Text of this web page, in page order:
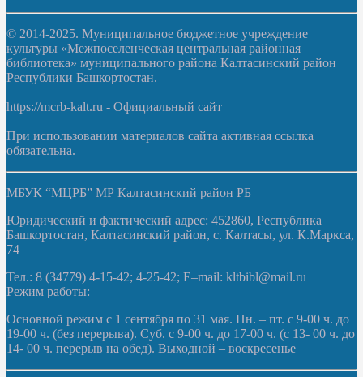
© 2014-2025. Муниципальное бюджетное учреждение
культуры «Межпоселенческая центральная районная
библиотека» муниципального района Калтасинский район
Республики Башкортостан.
https://mcrb-kalt.ru - Официальный сайт
При использовании материалов сайта активная ссылка
обязательна.
МБУК “МЦРБ” МР Калтасинский район РБ
Юридический и фактический адрес: 452860, Республика
Башкортостан, Калтасинский район, с. Калтасы, ул. К.Маркса,
74
Тел.: 8 (34779) 4-15-42; 4-25-42; E–mail: kltbibl@mail.ru
Режим работы:
Основной режим с 1 сентября по 31 мая. Пн. – пт. с 9-00 ч. до
19-00 ч. (без перерыва). Суб. с 9-00 ч. до 17-00 ч. (с 13- 00 ч. до
14- 00 ч. перерыв на обед). Выходной – воскресенье